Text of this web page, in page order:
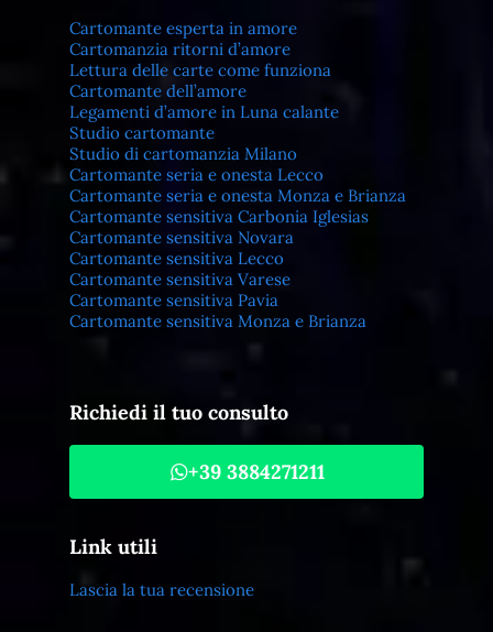
Cartomante esperta in amore
Cartomanzia ritorni d’amore
Lettura delle carte come funziona
Cartomante dell’amore
Legamenti d’amore in Luna calante
Studio cartomante
Studio di cartomanzia Milano
Cartomante seria e onesta Lecco
Cartomante seria e onesta Monza e Brianza
Cartomante sensitiva Carbonia Iglesias
Cartomante sensitiva Novara
Cartomante sensitiva Lecco
Cartomante sensitiva Varese
Cartomante sensitiva Pavia
Cartomante sensitiva Monza e Brianza
Richiedi il tuo consulto
+39 3884271211
Link utili
Lascia la tua recensione